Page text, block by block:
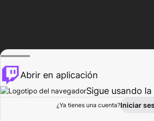
Explorar Actividad
Abrir en aplicación
Sigue usando
¿Ya tienes una cuenta?Iniciar